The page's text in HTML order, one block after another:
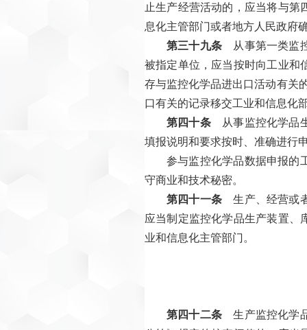
止生产经营活动的，应当将与
息化主管部门或者地方人民政府
第三十九条 从事第一类监
被指定单位，应当按时向工业和
存与监控化学品进出口活动有关
口有关的记录移交工业和信息化
第四十条从事监控化学品生
填报说明和要求按时、准确进行
参与监控化学品数据申报的
守商业和技术秘密。
第四十一条 生产、经营或
应当制定监控化学品生产装置、
业和信息化主管部门。
第四十二条 生产监控化学